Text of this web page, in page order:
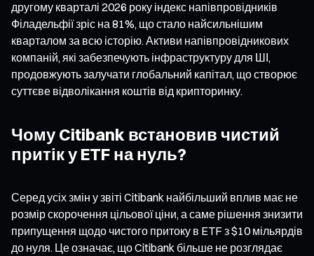
другому кварталі 2026 року індекс напівпровідників
Філадельфії зріс на 81%, що стало найсильнішим
кварталом за всю історію. Активи напівпровідникових
компаній, які забезпечують інфраструктуру для ШІ,
продовжують залучати глобальний капітал, що створює
суттєве відволікання коштів від крипторинку.
Чому Citibank встановив чистий
притік у ETF на нуль?
Серед усіх змін у звіті Citibank найбільший вплив має не
розмір скорочення цільової ціни, а саме рішення знизити
припущення щодо чистого притоку в ETF з $10 мільярдів
до нуля. Це означає, що Citibank більше не розглядає